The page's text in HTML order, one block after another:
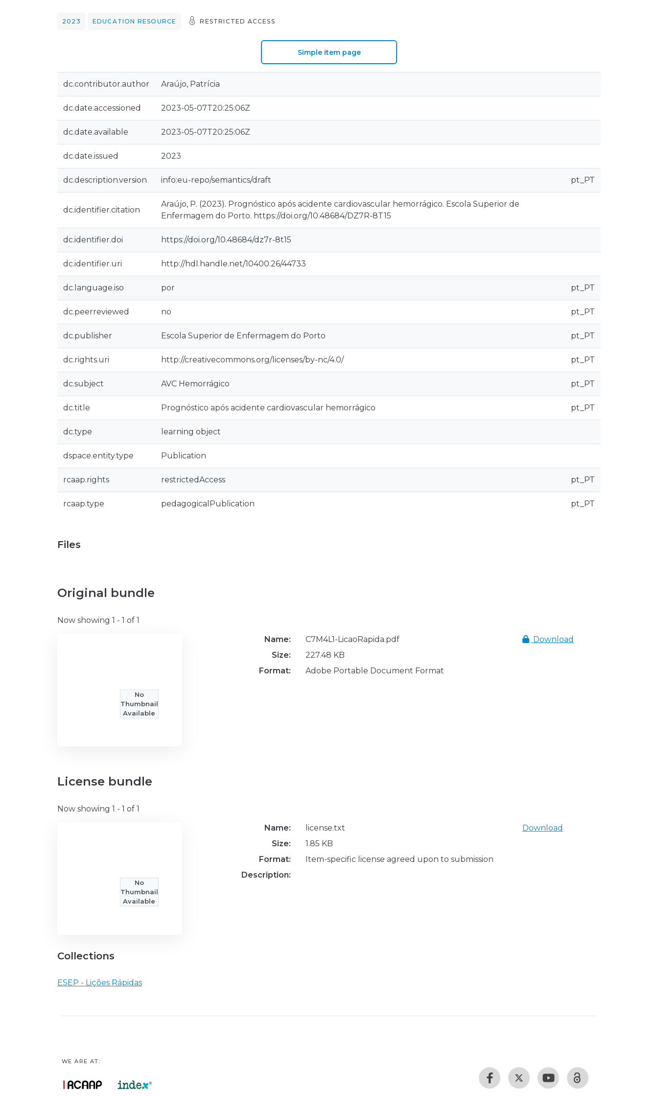
2023 EDUCATION RESOURCE RESTRICTED ACCESS
Simple item page
dc.contributor.author Araújo, Patrícia
dc.date.accessioned 2023-05-07T20:25:06Z
dc.date.available 2023-05-07T20:25:06Z
dc.date.issued 2023
dc.description.version info:eu-repo/semantics/draft pt_PT
dc.identifier.citation
Araújo, P. (2023). Prognóstico após acidente cardiovascular hemorrágico. Escola Superior de
Enfermagem do Porto. https://doi.org/10.48684/DZ7R-8T15
dc.identifier.doi https://doi.org/10.48684/dz7r-8t15
dc.identifier.uri http://hdl.handle.net/10400.26/44733
dc.language.iso por pt_PT
dc.peerreviewed no pt_PT
dc.publisher Escola Superior de Enfermagem do Porto pt_PT
dc.rights.uri http://creativecommons.org/licenses/by-nc/4.0/ pt_PT
dc.subject AVC Hemorrágico pt_PT
dc.title Prognóstico após acidente cardiovascular hemorrágico pt_PT
dc.type learning object
dspace.entity.type Publication
rcaap.rights restrictedAccess pt_PT
rcaap.type pedagogicalPublication pt_PT
Files
Original bundle
Now showing 1 - 1 of 1
No
Thumbnail
Available
Name:
C7M4L1-LicaoRapida.pdf
Size:
227.48 KB
Format:
Adobe Portable Document Format
Download
License bundle
Now showing 1 - 1 of 1
No
Thumbnail
Available
Name:
license.txt
Size:
1.85 KB
Format:
Item-specific license agreed upon to submission
Description:
Download
Collections
ESEP - Lições Rápidas
WE ARE AT: